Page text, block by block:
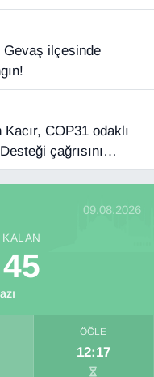
çağrısını
09.08.2026
ÖĞLE
12:17